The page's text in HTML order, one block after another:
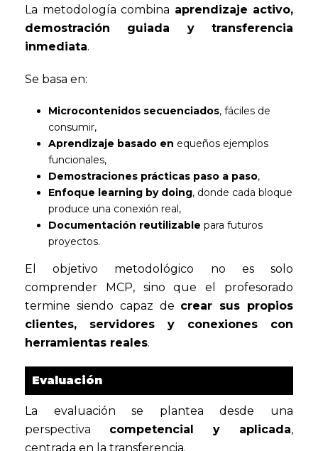
La metodología combina aprendizaje activo,
demostración guiada y transferencia
inmediata.
Se basa en:
Microcontenidos secuenciados, fáciles de
consumir,
Aprendizaje basado en equeños ejemplos
funcionales,
Demostraciones prácticas paso a paso,
Enfoque learning by doing, donde cada bloque
produce una conexión real,
Documentación reutilizable para futuros
proyectos.
El objetivo metodológico no es solo
comprender MCP, sino que el profesorado
termine siendo capaz de crear sus propios
clientes, servidores y conexiones con
herramientas reales.
Evaluación
La evaluación se plantea desde una
perspectiva competencial y aplicada,
centrada en la transferencia.